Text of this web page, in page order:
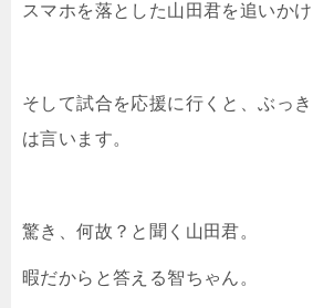
スマホを落とした山田君を追いかけ
そして試合を応援に行くと、ぶっ
は言います。
驚き、何故？と聞く山田君。
暇だからと答える智ちゃん。